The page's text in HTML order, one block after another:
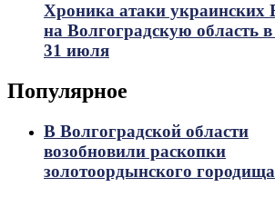
Хроника атаки
на Волгоградскую область
31 июля
Популярное
В Волгоградской области
возобновили раскопки
золотоордынского городища